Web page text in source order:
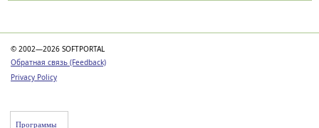
© 2002—2026 SOFTPORTAL
Обратная связь (Feedback)
Privacy Policy
Программы